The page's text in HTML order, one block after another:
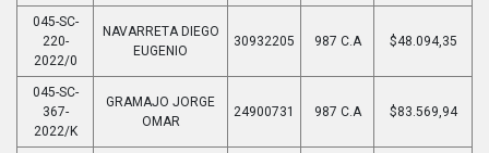
045-SC-
220-
2022/0
NAVARRETA DIEGO
EUGENIO
30932205 987 C.A $48.094,35
045-SC-
367-
2022/K
GRAMAJO JORGE
OMAR
24900731 987 C.A $83.569,94